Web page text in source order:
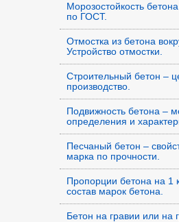
Морозостойкость
по ГОСТ.
Отмостка из бетона
Устройство отмостки.
Строительный бетон –
производство.
Подвижность бетона –
определения и
Песчаный бетон –
марка по прочности.
Пропорции бетона на 1
состав марок бетона.
Бетон на гравии или на